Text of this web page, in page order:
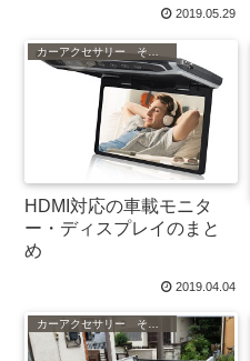
2019.05.29
HDMI対応の車載モニタ
ー・ディスプレイのまと
め
2019.04.04
カーアクセサリー その他